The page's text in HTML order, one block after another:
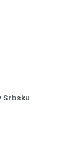
Srbsku